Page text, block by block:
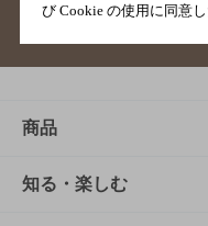
商品
商品TOP
知る・楽しむ
び Cookie の使用に同意